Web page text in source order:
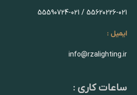
55620226-021 / 55590724-021
ایمیل :
info@rzalighting.ir
ساعات کاری :